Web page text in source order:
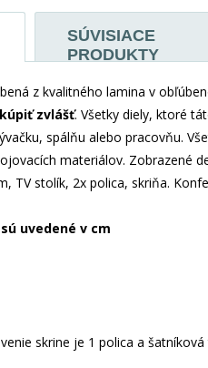
SÚVISIACE
PRODUKTY
z kvalitného lamina v
zvlášť. Všetky diely, ktoré
spálňu alebo pracovňu.
materiálov. Zobrazené
TV stolík, 2x polica, skriňa.
uvedené v cm
skrine je 1 polica a šatníková